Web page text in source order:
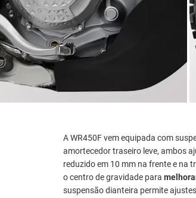
A WR450F vem equipada com
amortecedor traseiro leve, ambos
reduzido em 10 mm na frente e na
o centro de gravidade para
suspensão dianteira permite